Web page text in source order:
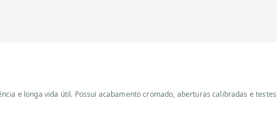
e longa vida útil. Possui acabamento cromado, aberturas calibradas e